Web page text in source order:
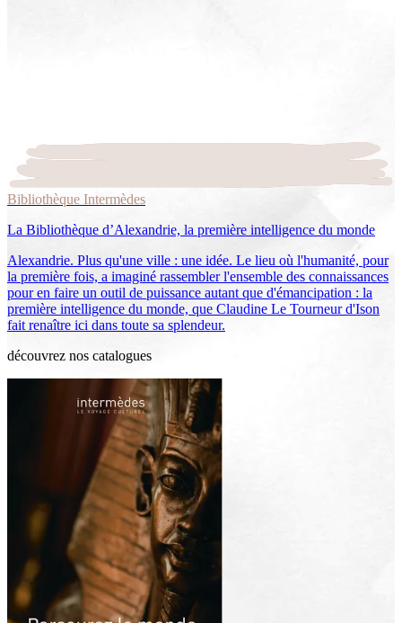
Bibliothèque Intermèdes
La Bibliothèque d’Alexandrie, la première intelligence du monde
Alexandrie. Plus qu'une ville : une idée. Le lieu où l'humanité, pour
la première fois, a imaginé rassembler l'ensemble des connaissances
pour en faire un outil de puissance autant que d'émancipation : la
première intelligence du monde, que Claudine Le Tourneur d'Ison
fait renaître ici dans toute sa splendeur.
découvrez nos catalogues